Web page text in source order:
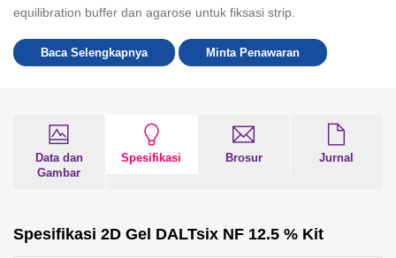
equilibration buffer dan agarose untuk fiksasi strip.
Baca Selengkapnya Minta Penawaran
Data dan
Gambar
Spesifikasi Brosur Jurnal
Spesifikasi 2D Gel DALTsix NF 12.5 % Kit